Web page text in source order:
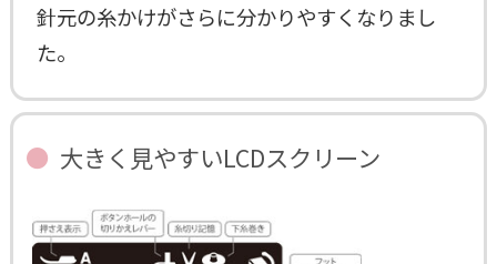
針元の糸かけがさらに分かりやすくなりまし
た。
大きく見やすいLCDスクリーン